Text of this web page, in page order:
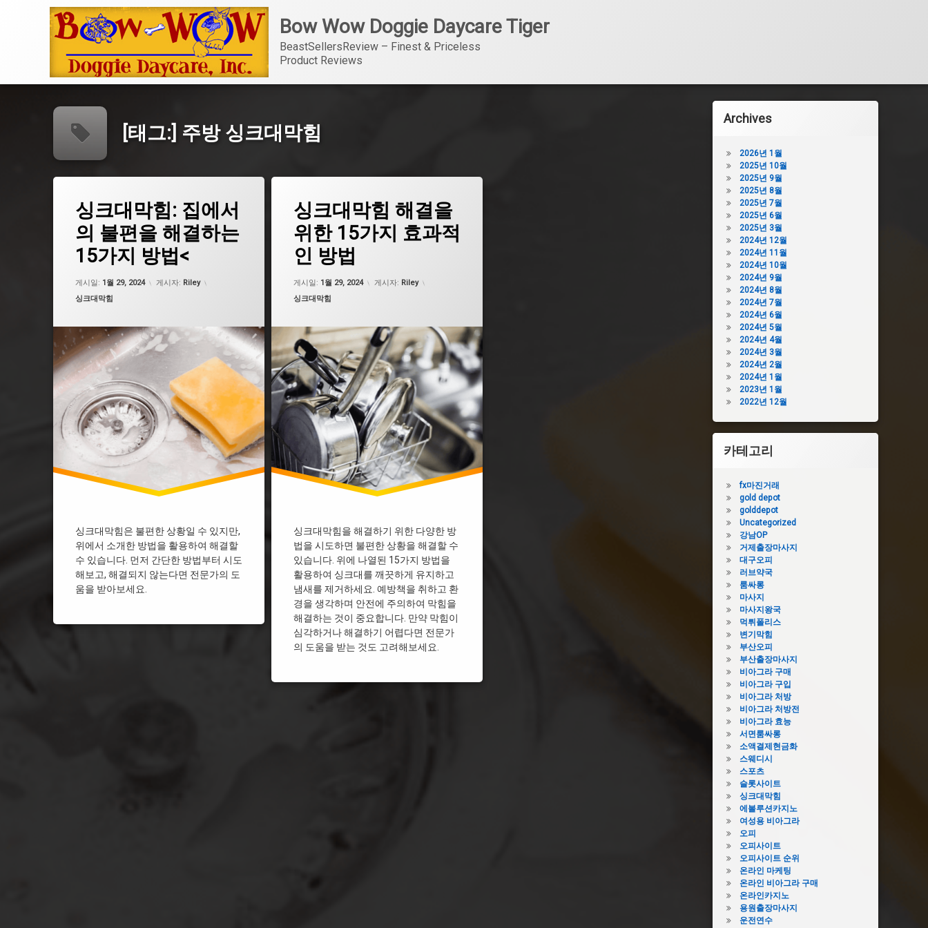
Bow Wow Doggie Daycare Tiger
BeastSellersReview – Finest & Priceless
Product Reviews
[태그:] 주방 싱크대막힘
싱크대막힘: 집에서
의 불편을 해결하는
15가지 방법<
게시일: 1월 29, 2024
업데이트 날짜:
게시자: Riley
카테고리:
싱크대막힘
싱크대막힘은 불편한 상황일 수 있지만,
위에서 소개한 방법을 활용하여 해결할
수 있습니다. 먼저 간단한 방법부터 시도
해보고, 해결되지 않는다면 전문가의 도
움을 받아보세요.
광주 싱크대막힘
구미 싱크대막힘
대구 싱크대막힘
대전 싱크대막힘
부산 싱크대막힘
싱크대 막혔을때 락스
싱크대 막혔을때 베이킹소다
싱크대 막힘 다이소
싱크대 막힘 디시
싱크대 막힘 뚫어뻥
싱크대 막힘 뜨거운물
싱크대 막힘 업체
싱크대 막힘 페트병
싱크대개수대막힘
싱크대막힘 베이킹소다
싱크대막힘 비용
싱크대물막힘
싱크대배수관막힘
싱크대막힘 해결을
위한 15가지 효과적
인 방법
게시일: 1월 29, 2024
업데이트 날짜:
게시자: Riley
카테고리:
싱크대막힘
싱크대막힘을 해결하기 위한 다양한 방
법을 시도하면 불편한 상황을 해결할 수
있습니다. 위에 나열된 15가지 방법을
활용하여 싱크대를 깨끗하게 유지하고
냄새를 제거하세요. 예방책을 취하고 환
경을 생각하며 안전에 주의하여 막힘을
해결하는 것이 중요합니다. 만약 막힘이
심각하거나 해결하기 어렵다면 전문가
의 도움을 받는 것도 고려해보세요.
광주 싱크대막힘
구미 싱크대막힘
대구 싱크대막힘
대전 싱크대막힘
부산 싱크대막힘
싱크대 막혔을때 락스
싱크대 막혔을때 베이킹소다
싱크대 막힘 다이소
싱크대 막힘 디시
싱크대 막힘 뚫어뻥
싱크대 막힘 뜨거운물
싱크대 막힘 업체
싱크대 막힘 페트병
싱크대개수대막힘
싱크대막힘 베이킹소다
싱크대막힘 비용
싱크대물막힘
싱크대배수관막힘
싱크대배수구막힘
용인싱크대막힘
울산 싱크대막힘
월세싱크대막힘
Archives
2026년 1월
2025년 10월
2025년 9월
2025년 8월
2025년 7월
2025년 6월
2025년 3월
2024년 12월
2024년 11월
2024년 10월
2024년 9월
2024년 8월
2024년 7월
2024년 6월
2024년 5월
2024년 4월
2024년 3월
2024년 2월
2024년 1월
2023년 1월
2022년 12월
카테고리
fx마진거래
gold depot
golddepot
Uncategorized
강남OP
거제출장마사지
대구오피
러브약국
룸싸롱
마사지
마사지왕국
먹튀폴리스
변기막힘
부산오피
부산출장마사지
비아그라 구매
비아그라 구입
비아그라 처방
비아그라 처방전
비아그라 효능
서면룸싸롱
소액결제현금화
스웨디시
스포츠
슬롯사이트
싱크대막힘
에볼루션카지노
여성용 비아그라
오피
오피사이트
오피사이트 순위
온라인 마케팅
온라인 비아그라 구매
온라인카지노
용원출장마사지
운전연수